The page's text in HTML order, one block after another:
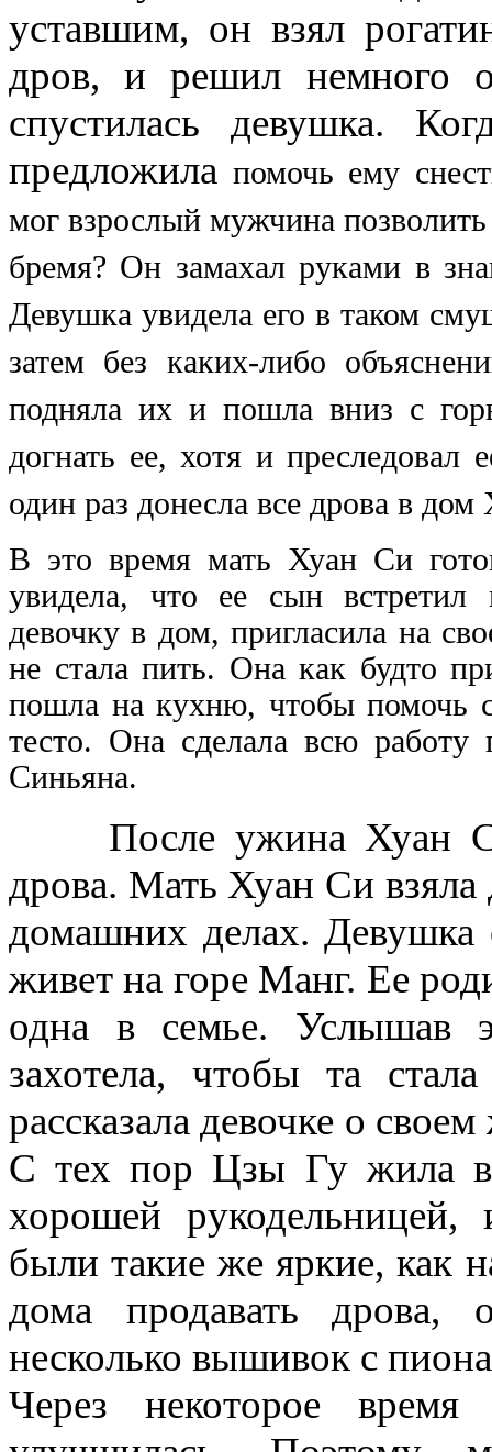
уставшим, он взял
дров, и решил немного
спустилась девушка.
предложилапомочь ему
мог взрослый мужчина
бремя? Он замахал руками в
Девушка увидела его в таком
затем без каких-либо
подняла их и пошла вниз с
догнать ее, хотя и преследовал
один раз донесла все дрова в
В это время мать Хуан Си
увидела, что ее сын
девочку в дом, пригласила на
не стала пить. Она как будто
пошла на кухню, чтобы помочь
тесто. Она сделала всю
Синьяна.
После ужина Хуан Си
дрова. Мать Хуан Си взяла
домашних делах. Девушка
живет на горе Манг. Ее
одна в семье. Услышав
захотела, чтобы та
рассказала девочке о
С тех пор Цзы Гу жила
хорошей
были такие же яркие, как
дома продавать дрова,
несколько вышивок с
Через некоторое время